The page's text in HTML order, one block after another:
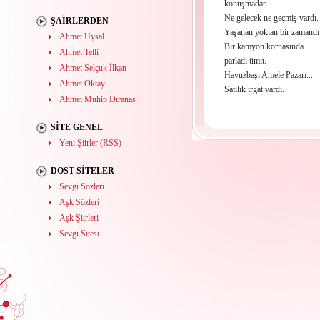
ŞAIRLERDEN
Ahmet Uysal
Ahmet Telli
Ahmet Selçuk İlkan
Ahmet Oktay
Ahmet Muhip Dıranas
SITE GENEL
Yeni Şiirler (RSS)
DOST SITELER
Sevgi Sözleri
Aşk Sözleri
Aşk Şiirleri
Sevgi Sitesi
konuşmadan...
Ne gelecek ne geçmiş vardı.
Yaşanan yoktan bir
Bir kamyon kornasında
parladı ümit.
Havuzbaşı Amele Pazarı...
Satılık ırgat vardı.